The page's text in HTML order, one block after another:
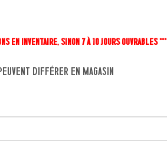
EN INVENTAIRE, SINON 7 À 10 JOURS OUVRABLES ***
différer en magasin